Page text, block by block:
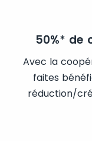
50%* de
Avec la
faites
réduction/